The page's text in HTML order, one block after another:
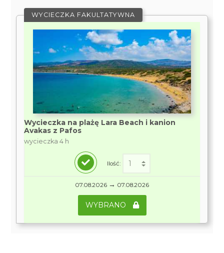
WYCIECZKA FAKULTATYWNA
Wycieczka na plażę Lara Beach i kanion
Avakas z Pafos
wycieczka 4 h
Ilość:
07.08.2026 → 07.08.2026
WYBRANO